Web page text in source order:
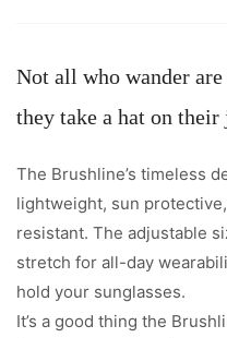
Not all who wander
they take a hat on their
The Brushline’s timeless
lightweight, sun
resistant. The adjustable
stretch for all-day
hold your sunglasses.
It’s a good thing the